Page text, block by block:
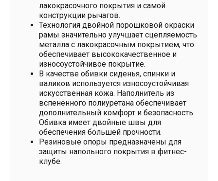
лакокрасочного покрытия и самой
конструкции рычагов.
Технология двойной порошковой окраски
рамы значительно улучшает сцепляемость
металла с лакокрасочным покрытием, что
обеспечивает высококачественное и
износоустойчивое покрытие.
В качестве обивки сиденья, спинки и
валиков используется износоустойчивая
искусственная кожа. Наполнитель из
вспененного полиуретана обеспечивает
дополнительный комфорт и безопасность.
Обивка имеет двойные швы для
обеспечения большей прочности.
Резиновые опоры предназначены для
защиты напольного покрытия в фитнес-
клубе.